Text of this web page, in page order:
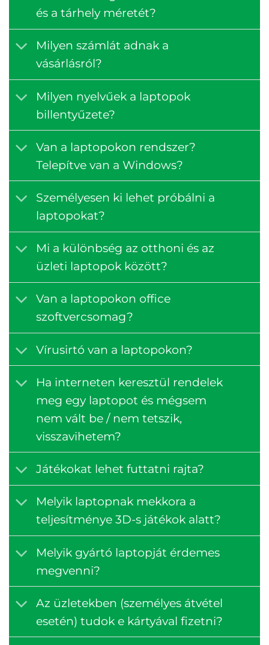
és a tárhely méretét?
Milyen számlát adnak a
vásárlásról?
Milyen nyelvűek a laptopok
billentyűzete?
Van a laptopokon rendszer?
Telepítve van a Windows?
Személyesen ki lehet próbálni a
laptopokat?
Mi a különbség az otthoni és az
üzleti laptopok között?
Van a laptopokon office
szoftvercsomag?
Vírusirtó van a laptopokon?
Ha interneten keresztül rendelek
meg egy laptopot és mégsem
nem vált be / nem tetszik,
visszavihetem?
Játékokat lehet futtatni rajta?
Melyik laptopnak mekkora a
teljesítménye 3D-s játékok alatt?
Melyik gyártó laptopját érdemes
megvenni?
Az üzletekben (személyes átvétel
esetén) tudok e kártyával fizetni?